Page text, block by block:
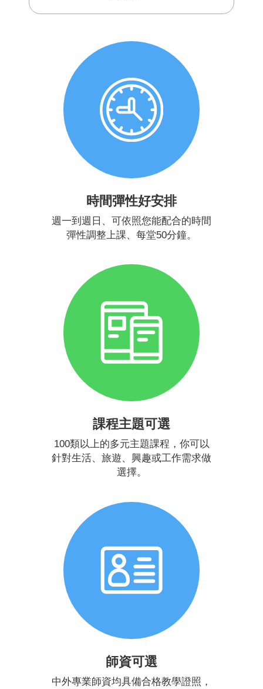
時間彈性好安排
週一到週日、可依照您能配合的時間
彈性調整上課、每堂50分鐘。
課程主題可選
100類以上的多元主題課程，你可以
針對生活、旅遊、興趣或工作需求做
選擇。
師資可選
中外專業師資均具備合格教學證照，